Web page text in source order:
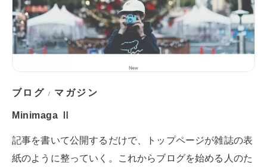
ブログ / マガジン
Minimaga Ⅱ
記事を書いて公開するだけで、トップページが雑誌の表
紙のように整っていく。これからブログを始める人のた